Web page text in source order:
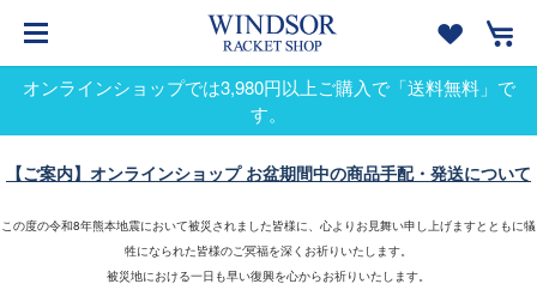
オンラインショップでは3,980円以上ご購入で「送料無料」で
す。
【ご案内】オンラインショップ お盆期間中の商品手配・発送について
この度の令和8年熊本地震において被災されました皆様に、心よりお見舞い申し上げますとともに犠
牲になられた皆様のご冥福を深くお祈りいたします。
被災地における一日も早い復興を心からお祈りいたします。